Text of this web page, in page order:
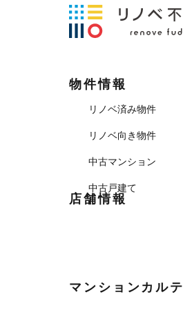
物件情報
リノベ済み物件
リノベ向き物件
中古マンション
中古戸建て
店舗情報
マンションカルテ